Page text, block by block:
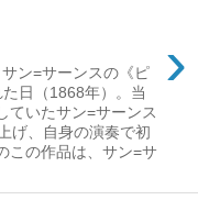
›
ン=サーンスの《ピ
日（1868年）。当
ていたサン=サーンス
げ、自身の演奏で初
この作品は、サン=サ